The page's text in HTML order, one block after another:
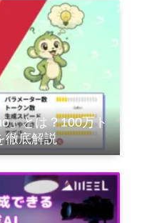
」とは？100万ト
徹底解説